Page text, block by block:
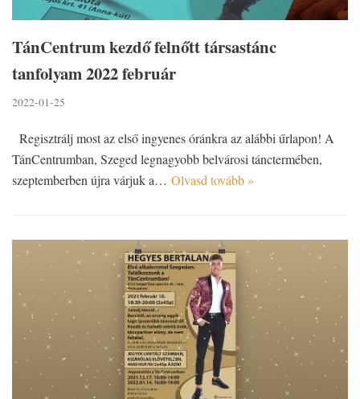
TánCentrum kezdő felnőtt társastánc
tanfolyam 2022 február
2022-01-25
Regisztrálj most az első ingyenes óránkra az alábbi űrlapon! A
TánCentrumban, Szeged legnagyobb belvárosi tánctermében,
szeptemberben újra várjuk a… Olvasd tovább »